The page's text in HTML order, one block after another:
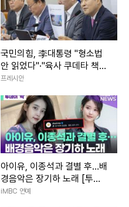
국민의힘, 李대통령 "형소법
안 읽었다"·"육사 쿠데타 책
임" 발언 맹공
프레시안
아이유, 이종석과 결별 후…배
경음악은 장기하 노래 [투데
이픽]
iMBC 연예